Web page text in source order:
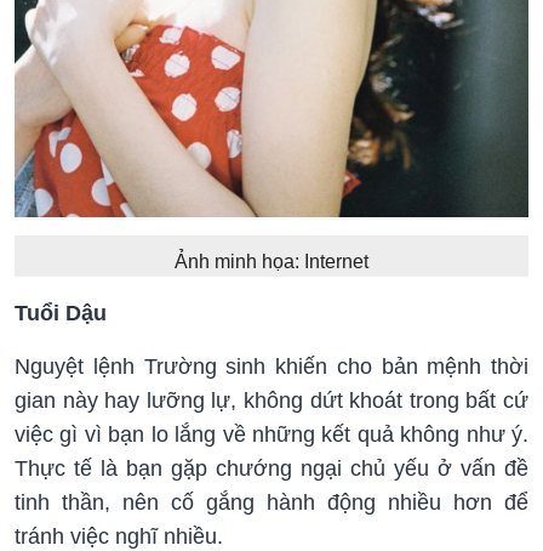
Ảnh minh họa: Internet
Tuổi Dậu
Nguyệt lệnh Trường sinh khiến cho bản mệnh thời
gian này hay lưỡng lự, không dứt khoát trong bất cứ
việc gì vì bạn lo lắng về những kết quả không như ý.
Thực tế là bạn gặp chướng ngại chủ yếu ở vấn đề
tinh thần, nên cố gắng hành động nhiều hơn để
tránh việc nghĩ nhiều.